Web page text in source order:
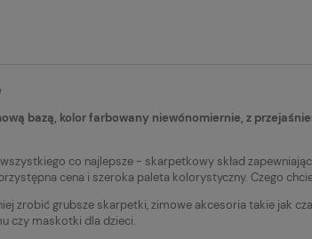
nie zawiera ewentualnych kosztów
bazą, kolor farbowany niewónomiernie, z
wszystkiego co najlepsze - skarpetkowy skład
cena i szeroka paleta kolorystyczny. Czego
zrobić grubsze skarpetki, zimowe akcesoria takie jak
czy maskotki dla dzieci.